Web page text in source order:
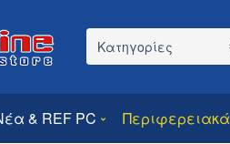
Category name
& REF PC Περιφερειακά